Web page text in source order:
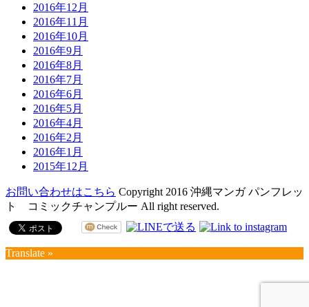
2016年12月
2016年11月
2016年10月
2016年9月
2016年8月
2016年7月
2016年6月
2016年5月
2016年4月
2016年2月
2016年1月
2015年12月
お問い合わせはこちら Copyright 2016 沖縄マンガ パンフレッ
ト コミックチャンプルー All right reserved.
Translate »